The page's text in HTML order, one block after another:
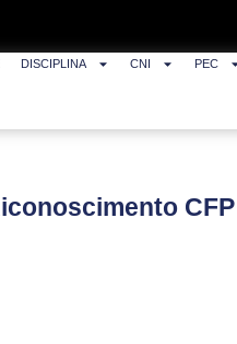
DISCIPLINA CNI PEC